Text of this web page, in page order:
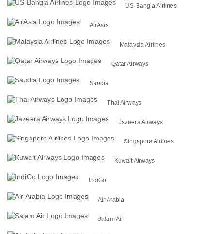
US-Bangla Airlines
AirAsia
Malaysia Airlines
Qatar Airways
Saudia
Thai Airways
Jazeera Airways
Singapore Airlines
Kuwait Airways
IndiGo
Air Arabia
Salam Air